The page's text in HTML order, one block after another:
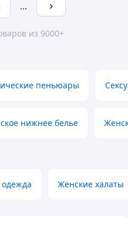
...
из 9000+
пеньюары
нижнее белье
одежда Женские халаты